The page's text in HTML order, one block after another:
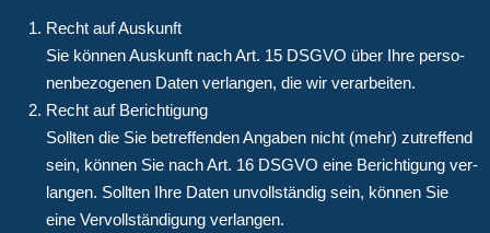
Recht auf Auskunft
Sie kön­nen Aus­kunft nach Art. 15 DSGVO über Ihre per­so­
nen­be­zo­ge­nen Daten ver­lan­gen, die wir verarbeiten.
Recht auf Berichtigung
Soll­ten die Sie betref­fen­den Anga­ben nicht (mehr) zutref­fend
sein, kön­nen Sie nach Art. 16 DSGVO eine Berich­ti­gung ver­
lan­gen. Soll­ten Ihre Daten unvoll­stän­dig sein, kön­nen Sie
eine Ver­voll­stän­di­gung verlangen.